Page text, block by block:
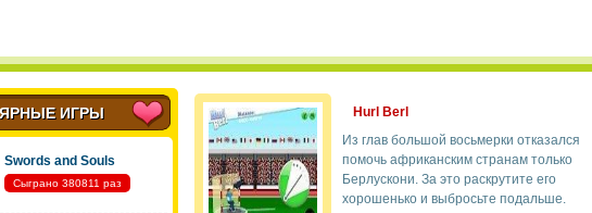
ИГРЫ
Swords and Souls
Сыграно 380811 раз
Hurl Berl
Из глав большой восьмерки отказался
помочь африканским странам только
Берлускони. За это раскрутите его
хорошенько и выбросьте подальше.